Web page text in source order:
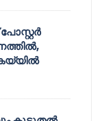
കയ്യിൽ